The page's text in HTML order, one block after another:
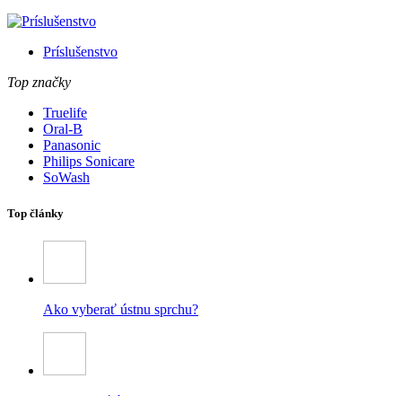
Príslušenstvo
Top značky
Truelife
Oral-B
Panasonic
Philips Sonicare
SoWash
Top články
Ako vyberať ústnu sprchu?